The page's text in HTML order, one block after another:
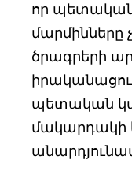
որ
մարմինները
ծրագրերի
պետական
մակարդակի